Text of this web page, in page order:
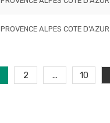
PROVENCE ALPES COTE D'AZUR
2 ... 10